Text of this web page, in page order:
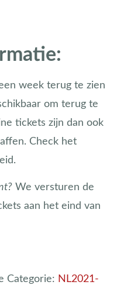
week terug te zien
om terug te
tickets zijn dan ook
Check het
We versturen de
aan het eind van
Categorie: NL2021-